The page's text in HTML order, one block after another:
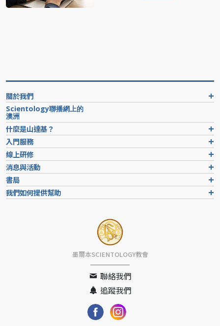
關於我們
Scientology聯播網上的
澳洲
什麼是山達基？
入門服務
線上研修
消息與活動
書局
我們如何提供幫助
墨爾本SCIENTOLOGY教會
聯絡我們
追蹤我們